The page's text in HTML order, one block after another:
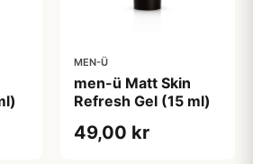
MEN-Ü
men-ü Matt Skin
Refresh Gel (15 ml)
49,00 kr